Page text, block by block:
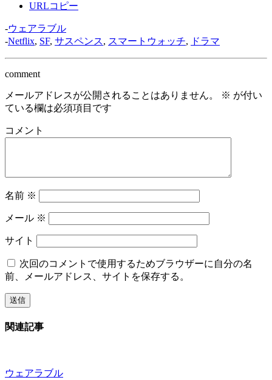
URLコピー
-ウェアラブル
-Netflix, SF, サスペンス, スマートウォッチ, ドラマ
comment
メールアドレスが公開されることはありません。 ※ が付い
ている欄は必須項目です
コメント
名前 ※
メール ※
サイト
次回のコメントで使用するためブラウザーに自分の名
前、メールアドレス、サイトを保存する。
関連記事
ウェアラブル